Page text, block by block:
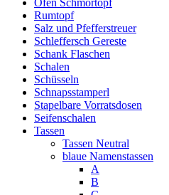
Rumtopf
Salz und Pfefferstreuer
Schleffersch Gereste
Schank Flaschen
Schalen
Schüsseln
Schnapsstamperl
Stapelbare Vorratsdosen
Seifenschalen
Tassen
Tassen Neutral
blaue Namenstassen
A
B